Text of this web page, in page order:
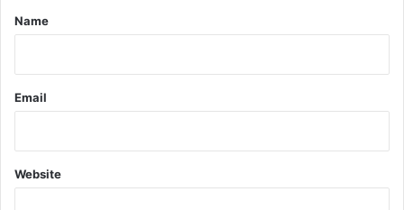
*
Name
Email
Website